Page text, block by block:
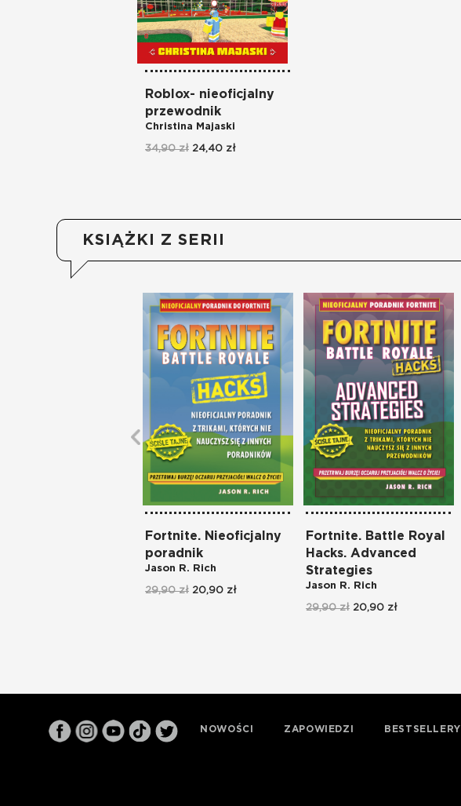
Roblox- nieoficjalny
przewodnik
Christina Majaski
34,90 zł 24,40 zł
KSIĄŻKI Z SERII
Fortnite. Nieoficjalny
poradnik
Jason R. Rich
29,90 zł 20,90 zł
Fortnite. Battle Royal
Hacks. Advanced
Strategies
Jason R. Rich
29,90 zł 20,90 zł
NOWOŚCI ZAPOWIEDZI BESTSELLERY